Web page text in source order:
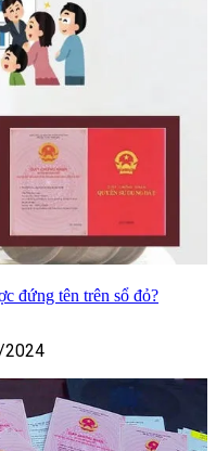
đứng tên trên sổ đỏ?